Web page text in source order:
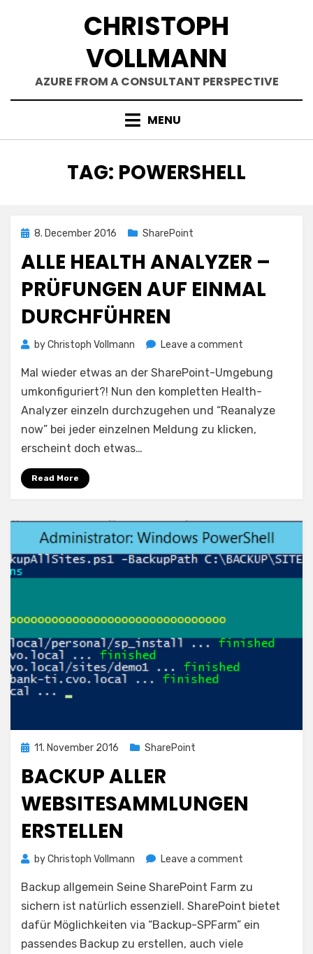
CHRISTOPH
VOLLMANN
AZURE FROM A CONSULTANT PERSPECTIVE
MENU
TAG: POWERSHELL
Posted
8. December 2016 SharePoint
ALLE HEALTH ANALYZER –
PRÜFUNGEN AUF EINMAL
DURCHFÜHREN
byChristoph Vollmann Leave a comment
Health
Analyzer
–
auf
Mal wieder etwas an der SharePoint-Umgebung
umkonfiguriert?! Nun den kompletten Health-
Analyzer einzeln durchzugehen und “Reanalyze
now” bei jeder einzelnen Meldung zu klicken,
erscheint doch etwas…
Read More
Posted
11. November 2016 SharePoint
BACKUP ALLER
WEBSITESAMMLUNGEN
ERSTELLEN
byChristoph Vollmann Leave a comment
aller
erstellen
Backup allgemein Seine SharePoint Farm zu
sichern ist natürlich essenziell. SharePoint bietet
dafür Möglichkeiten via “Backup-SPFarm” ein
passendes Backup zu erstellen, auch viele